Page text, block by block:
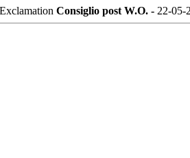
Consiglio post W.O. - 22-05-